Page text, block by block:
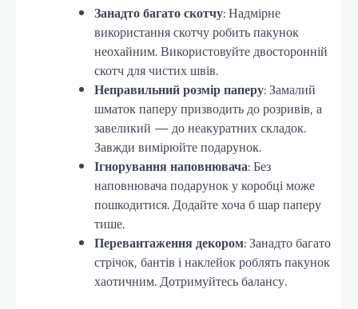
Занадто багато скотчу: Надмірне
використання скотчу робить пакунок
неохайним. Використовуйте двосторонній
скотч для чистих швів.
Неправильний розмір паперу: Замалий
шматок паперу призводить до розривів, а
завеликий — до неакуратних складок.
Завжди вимірюйте подарунок.
Ігнорування наповнювача: Без
наповнювача подарунок у коробці може
пошкодитися. Додайте хоча б шар паперу
тише.
Перевантаження декором: Занадто багато
стрічок, бантів і наклейок роблять пакунок
хаотичним. Дотримуйтесь балансу.